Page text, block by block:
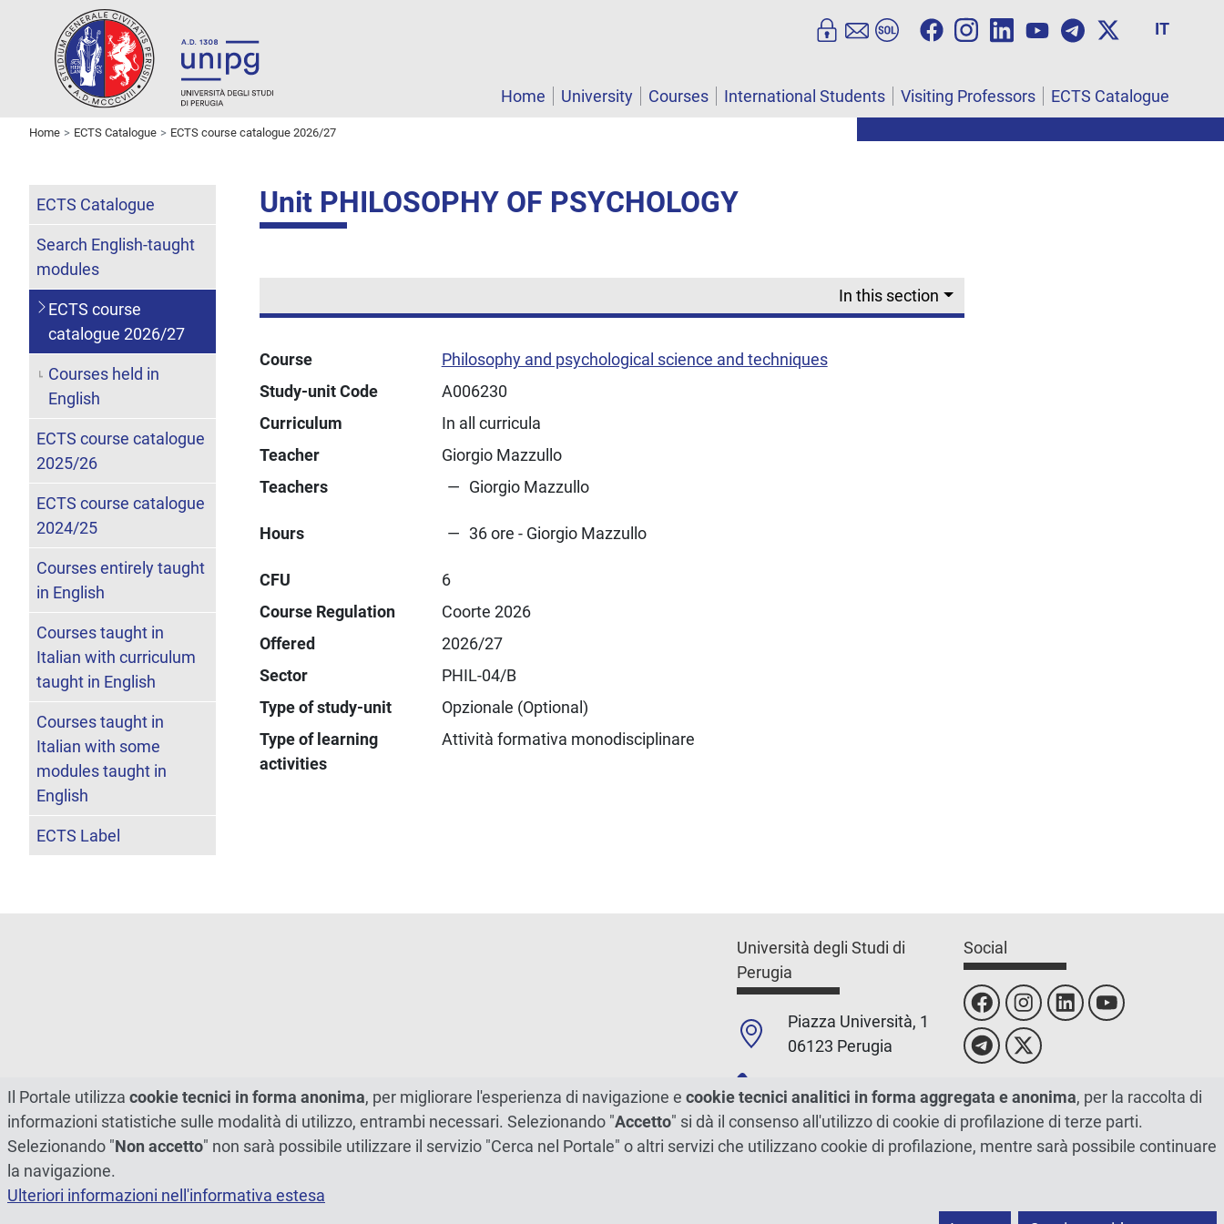
IT
Home University Courses International Students Visiting Professors ECTS Catalogue
Home ECTS Catalogue ECTS course catalogue 2026/27
Unit PHILOSOPHY OF PSYCHOLOGY
In this section
Course
Philosophy and psychological science and techniques
Study-unit Code
A006230
Curriculum
In all curricula
Teacher
Giorgio Mazzullo
Teachers
Giorgio Mazzullo
Hours 36 ore - Giorgio Mazzullo
CFU
6
Course Regulation
Coorte 2026
Offered
2026/27
Sector
PHIL-04/B
Type of study-unit
Opzionale (Optional)
Type of learning
activities
Attività formativa monodisciplinare
ECTS Catalogue
Search English-taught
modules
ECTS course
catalogue 2026/27
Courses held in
English
ECTS course catalogue
2025/26
ECTS course catalogue
2024/25
Courses entirely taught
in English
Courses taught in
Italian with curriculum
taught in English
Courses taught in
Italian with some
modules taught in
English
ECTS Label
Università degli Studi di
Perugia
Piazza Università, 1
06123 Perugia
+39 0755851
C.F./P.Iva 00448820548
Social
Il Portale utilizza cookie tecnici in forma anonima, per migliorare l'esperienza di navigazione e cookie tecnici analitici in forma aggregata e anonima, per la raccolta di
informazioni statistiche sulle modalità di utilizzo, entrambi necessari. Selezionando "Accetto" si dà il consenso all'utilizzo di cookie di profilazione di terze parti.
Selezionando "Non accetto" non sarà possibile utilizzare il servizio "Cerca nel Portale" o altri servizi che utilizzano cookie di profilazione, mentre sarà possibile continuare
la navigazione.
Ulteriori informazioni nell'informativa estesa